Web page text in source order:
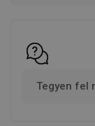
Tegyen fel